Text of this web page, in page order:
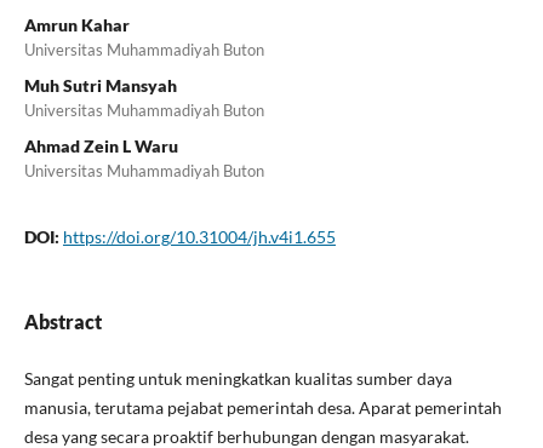
Amrun Kahar
Universitas Muhammadiyah Buton
Muh Sutri Mansyah
Universitas Muhammadiyah Buton
Ahmad Zein L Waru
Universitas Muhammadiyah Buton
DOI: https://doi.org/10.31004/jh.v4i1.655
Abstract
Sangat penting untuk meningkatkan kualitas sumber daya
manusia, terutama pejabat pemerintah desa. Aparat pemerintah
desa yang secara proaktif berhubungan dengan masyarakat.